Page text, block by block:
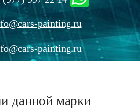
painting.ru
painting.ru
данной марки